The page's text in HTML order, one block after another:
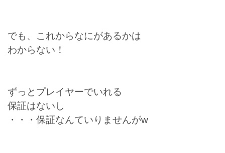
でも、これからなにがあるかは
わからない！
ずっとプレイヤーでいれる
保証はないし
・・・保証なんていりませんがw